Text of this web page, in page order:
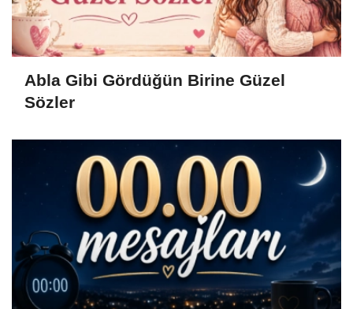
Abla Gibi Gördüğün Birine Güzel
Sözler